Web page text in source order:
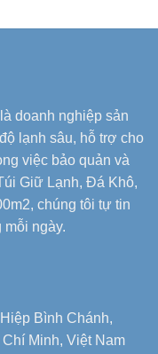
doanh nghiệp sản
lạnh sâu, hỗ trợ cho
việc bảo quản và
Giữ Lạnh, Đá Khô,
chúng tôi tự tin
ngày.
Bình Chánh,
Minh, Việt Nam